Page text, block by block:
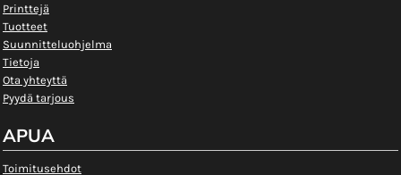
Printtejä
Tuotteet
Suunnitteluohjelma
Tietoja
Ota yhteyttä
Pyydä tarjous
APUA
Toimitusehdot